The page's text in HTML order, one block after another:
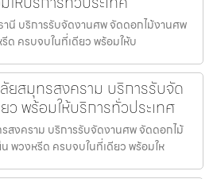
นี บริการรับจัดงานศพ จัดดอกไม้งานศพ
ด ครบจบในที่เดียว พร้อมให้บ
ยสมุทรสงคราม บริการรับจัด
พร้อมให้บริการทั่วประเทศ
สงคราม บริการรับจัดงานศพ จัดดอกไม้
พวงหรีด ครบจบในที่เดียว พร้อมให